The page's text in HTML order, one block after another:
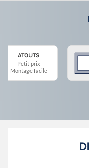
ATOUTS
Petit prix
Montage facile